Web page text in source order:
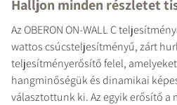
Halljon minden részletet
Az OBERON ON-WALL C
wattos csúcsteljesítményű, zárt
teljesítményerősítő felel,
hangminőségük és dinamikai
választottunk ki. Az egyik erősítő a